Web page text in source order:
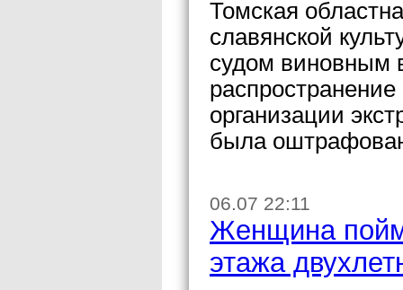
Томская
славянской
судом виновным
организации
была
06.07 22:11
Женщина
этажа